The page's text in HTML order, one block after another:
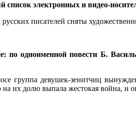
электронных и видео-
писателей сняты
по одноименной повести Б.
группа девушек-зенитчиц
их долю выпала жестокая война, и